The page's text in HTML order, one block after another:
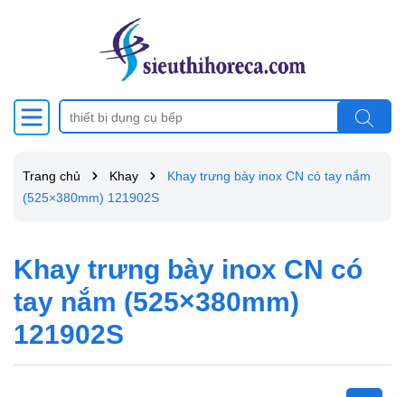
Trang chủ Khay
Khay trưng bày inox CN có tay nắm
(525×380mm) 121902S
Khay trưng bày inox CN có
tay nắm (525×380mm)
121902S